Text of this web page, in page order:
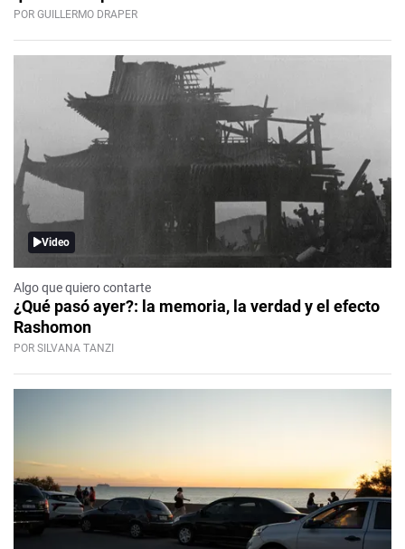
POR GUILLERMO DRAPER
Video
Algo que quiero contarte
¿Qué pasó ayer?: la memoria, la verdad y el efecto
Rashomon
POR SILVANA TANZI